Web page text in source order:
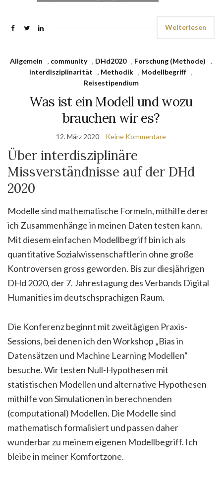
Weiterlesen
Allgemein , community , DHd2020 , Forschung (Methode)
,
interdisziplinarität
, Methodik , Modellbegriff ,
Reisestipendium
Was ist ein Modell und wozu
brauchen wir es?
12. März 2020 Keine Kommentare
Über interdisziplinäre
Missverständnisse auf der DHd
2020
Modelle sind mathematische Formeln, mithilfe derer
ich Zusammenhänge in meinen Daten testen kann.
Mit diesem einfachen Modellbegriff bin ich als
quantitative Sozialwissenschaftlerin ohne große
Kontroversen gross geworden. Bis zur diesjährigen
DHd 2020, der 7. Jahrestagung des Verbands Digital
Humanities im deutschsprachigen Raum.
Die Konferenz beginnt mit zweitägigen Praxis-
Sessions, bei denen ich den Workshop „Bias in
Datensätzen und Machine Learning Modellen“
besuche. Wir testen Null-Hypothesen mit
statistischen Modellen und alternative Hypothesen
mithilfe von Simulationen in berechnenden
(computational) Modellen. Die Modelle sind
mathematisch formalisiert und passen daher
wunderbar zu meinem eigenen Modellbegriff. Ich
bleibe in meiner Komfortzone.